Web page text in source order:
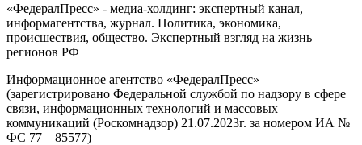
«ФедералПресс» - медиа-холдинг: экспертный канал,
информагентства, журнал. Политика, экономика,
происшествия, общество. Экспертный взгляд на жизнь
регионов РФ
Информационное агентство «ФедералПресс»
(зарегистрировано Федеральной службой по надзору в сфере
связи, информационных технологий и массовых
коммуникаций (Роскомнадзор) 21.07.2023г. за номером ИА №
ФС 77 – 85577)